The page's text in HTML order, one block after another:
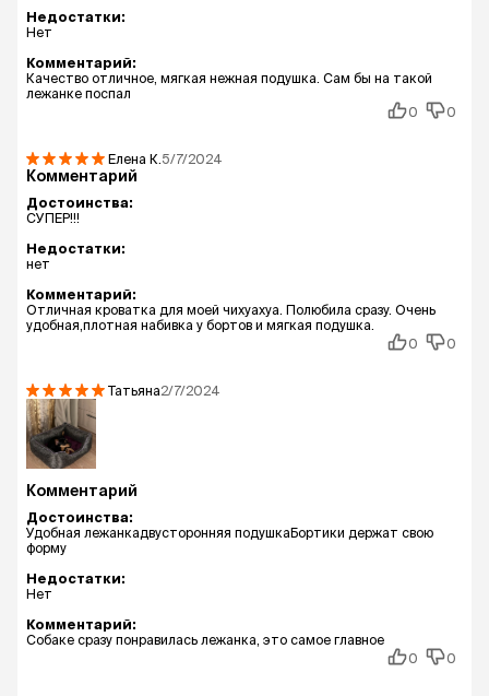
Недостатки:
Нет
Комментарий:
Качество отличное, мягкая нежная подушка. Сам бы на такой
лежанке поспал
0
0
Елена К. 5/7/2024
Комментарий
Достоинства:
СУПЕР!!!
Недостатки:
нет
Комментарий:
Отличная кроватка для моей чихуахуа. Полюбила сразу. Очень
удобная,плотная набивка у бортов и мягкая подушка.
0
0
Татьяна2/7/2024
Комментарий
Достоинства:
Удобная лежанкадвусторонняя подушкаБортики держат свою
форму
Недостатки:
Нет
Комментарий:
Собаке сразу понравилась лежанка, это самое главное
0
0